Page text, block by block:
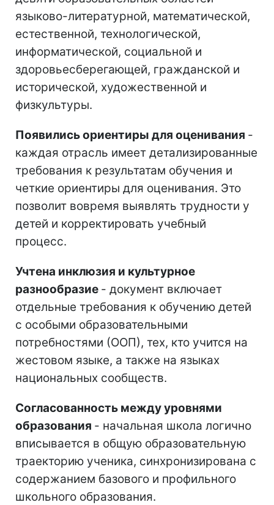
языково-литературной, математической,
естественной, технологической,
информатической, социальной и
здоровьесберегающей, гражданской и
исторической, художественной и
физкультуры.
Появились ориентиры для оценивания -
каждая отрасль имеет детализированные
требования к результатам обучения и
четкие ориентиры для оценивания. Это
позволит вовремя выявлять трудности у
детей и корректировать учебный
процесс.
Учтена инклюзия и культурное
разнообразие - документ включает
отдельные требования к обучению детей
с особыми образовательными
потребностями (ООП), тех, кто учится на
жестовом языке, а также на языках
национальных сообществ.
Согласованность между уровнями
образования - начальная школа логично
вписывается в общую образовательную
траекторию ученика, синхронизирована с
содержанием базового и профильного
школьного образования.